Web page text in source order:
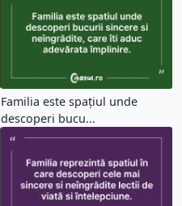
Familia este spațiul unde
descoperi bucu...